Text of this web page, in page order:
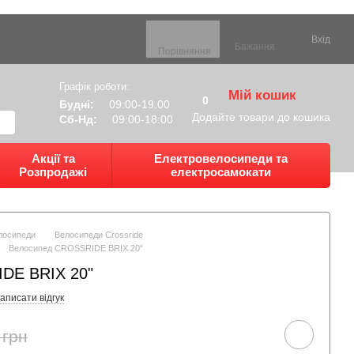
Порівняння
Бажання
Вхід
Графік роботи:
Будні:
09:00-19.00
Сб-Нд:
09:00-18:00
0 Мій кошик
Додайте товари до кошика
Акції та
Розпродажі
Електровелосипеди та
електросамокати
Велосипеди Crossride
Велосипед CROSSRIDE BRIX 20"
BRIX 20"
відгук